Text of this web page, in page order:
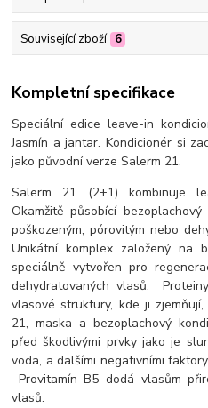
Související zboží 6
Kompletní specifikace
Speciální edice leave-in
Jasmín a jantar. Kondicionér si
jako původní verze Salerm 21.
Salerm 21 (2+1) kombinuje
Okamžitě působící
poškozeným, pórovitým nebo
Unikátní komplex založený na
speciálně vytvořen pro
dehydratovaných vlasů.
vlasové struktury, kde ji
21, maska a bezoplachový
před škodlivými prvky jako je
voda, a dalšími negativními
Provitamín B5 dodá vlasům
vlasů.